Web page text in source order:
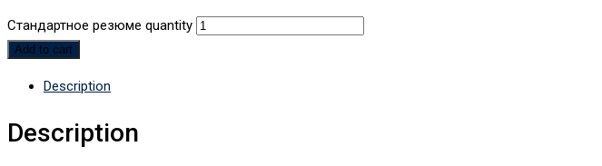
Стандартное резюме quantity
Add to cart
Description
Description